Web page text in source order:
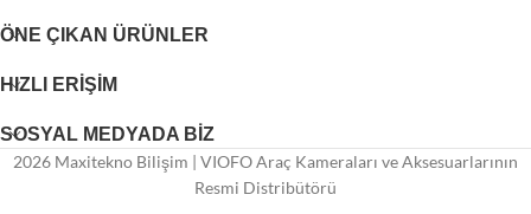
ÖNE ÇIKAN ÜRÜNLER
HIZLI ERIŞIM
SOSYAL MEDYADA BIZ
2026 Maxitekno Bilişim | VIOFO Araç Kameraları ve Aksesuarlarının
Resmi Distribütörü